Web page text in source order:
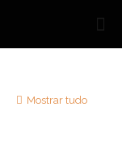
Mostrar tudo